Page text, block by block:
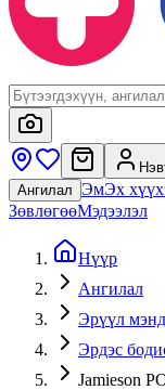
Ангилал ЭмЭх
ЗөвлөгөөМэдээлэл
Нүүр
Ангилал
Эрүүл
Эрдэс
Jamieson